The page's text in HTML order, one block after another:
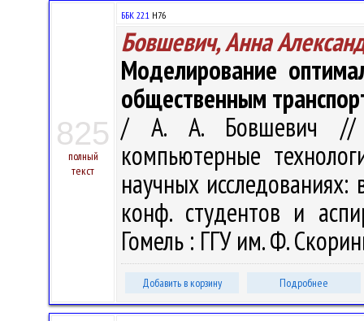
825
полный
текст
ББК 22.1 H76
Бовшевич, Анна
Моделирование
общественным
/ А. А. Бовшевич //
компьютерные
научных
конф. студентов и
Гомель : ГГУ им. Ф.
Добавить в корзину Подробнее